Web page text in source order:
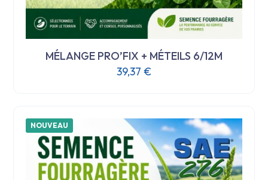
MÉLANGE PRO’FIX + MÉTEILS 6/12M
39,37 €
NOUVEAU